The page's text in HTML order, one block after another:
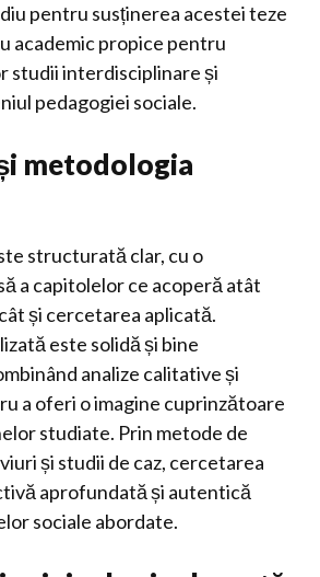
pentru susținerea acestei teze
academic propice pentru
studii interdisciplinare și
pedagogiei sociale.
metodologia
structurată clar, cu o
a capitolelor ce acoperă atât
și cercetarea aplicată.
este solidă și bine
analize calitative și
a oferi o imagine cuprinzătoare
studiate. Prin metode de
și studii de caz, cercetarea
aprofundată și autentică
sociale abordate.